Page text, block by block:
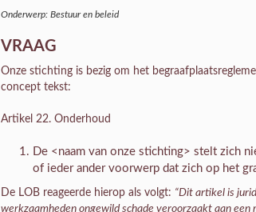
Onderwerp: Bestuur en beleid
VRAAG
Onze stichting is bezig om het
concept tekst:
Artikel 22. Onderhoud
De <naam van onze stichting> stelt zich
of ieder ander voorwerp dat zich op het
De LOB reageerde hierop als volgt: “Dit artikel is
werkzaamheden ongewild schade veroorzaakt aan